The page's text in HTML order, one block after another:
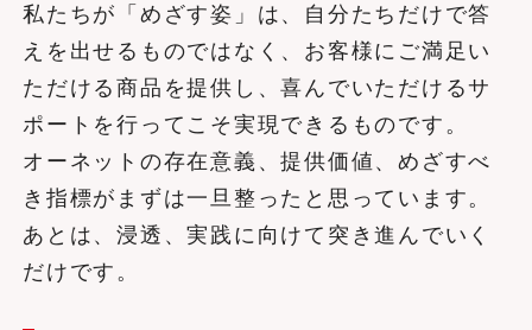
私たちが「めざす姿」は、自分たちだけで答
えを出せるものではなく、お客様にご満足い
ただける商品を提供し、喜んでいただけるサ
ポートを行ってこそ実現できるものです。
オーネットの存在意義、提供価値、めざすべ
き指標がまずは一旦整ったと思っています。
あとは、浸透、実践に向けて突き進んでいく
だけです。